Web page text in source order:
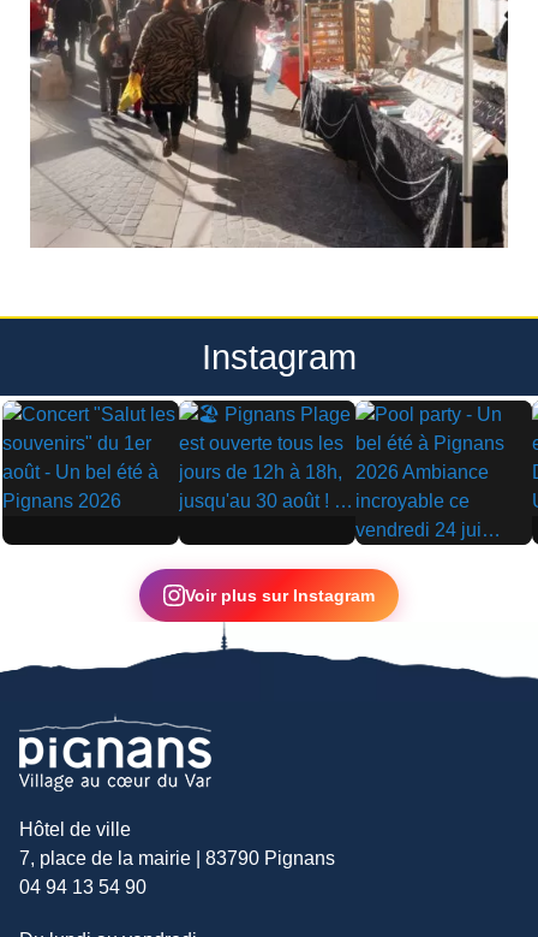
Instagram
▶ ▶
▶
Voir plus sur Instagram
Hôtel de ville
7, place de la mairie | 83790 Pignans
04 94 13 54 90